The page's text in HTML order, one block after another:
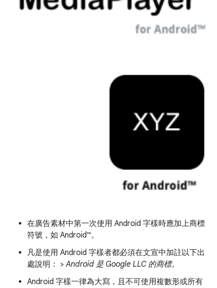
在廣告素材中第一次使用 Android 字樣時應加上商標
符號，如 Android™。
凡是使用 Android 字樣者都必須在文宣中加註以下出
處說明： >Android 是 Google LLC 的商標。
Android 字樣一律為大寫，且不可使用複數形或所有